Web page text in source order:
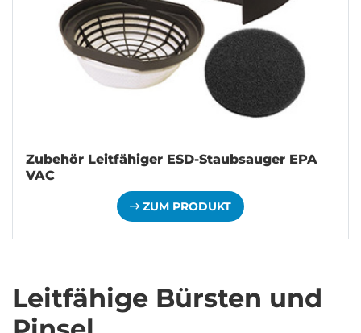
Zubehör Leitfähiger ESD-Staubsauger EPA
VAC
ZUM PRODUKT
Leitfähige Bürsten und